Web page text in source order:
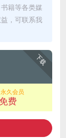
籍等各类媒
，可联系我
下载
永久会员
免费